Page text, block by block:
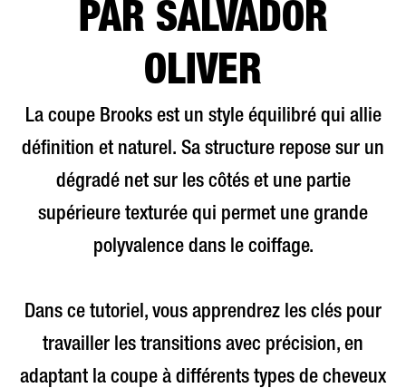
PAR SALVADOR
OLIVER
La coupe Brooks est un style équilibré qui allie
définition et naturel. Sa structure repose sur un
dégradé net sur les côtés et une partie
supérieure texturée qui permet une grande
polyvalence dans le coiffage.
Dans ce tutoriel, vous apprendrez les clés pour
travailler les transitions avec précision, en
adaptant la coupe à différents types de cheveux